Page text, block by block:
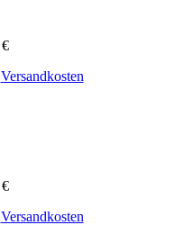
€
Versandkosten
€
Versandkosten